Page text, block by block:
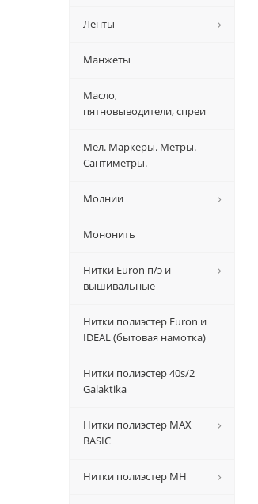
Ленты
Манжеты
Масло,
пятновыводители, спреи
Мел. Маркеры. Метры.
Сантиметры.
Молнии
Мононить
Нитки Euron п/э и
вышивальные
Нитки полиэстер Euron и
IDEAL (бытовая намотка)
Нитки полиэстер 40s/2
Galaktika
Нитки полиэстер MAX
BASIC
Нитки полиэстер MH